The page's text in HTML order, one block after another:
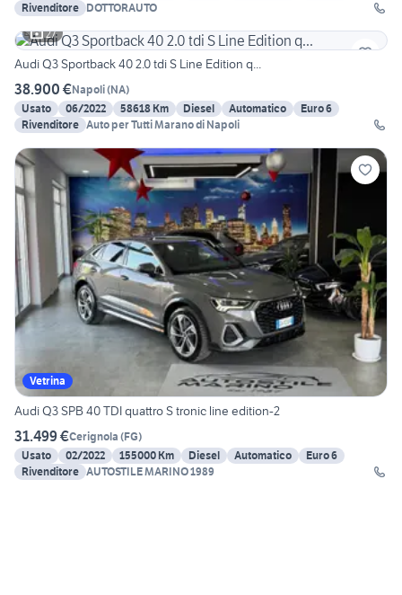
Rivenditore DOTTORAUTO
27
Audi Q3 Sportback 40 2.0 tdi S Line Edition q...
38.900 €Napoli(NA)
Usato
06/2022 58618 Km Diesel Automatico
Euro 6
Rivenditore Auto per Tutti Marano di Napoli
Vetrina
Audi Q3 SPB 40 TDI quattro S tronic line edition-2
31.499 €Cerignola (FG)
Usato
02/2022 155000 Km Diesel Automatico
Euro 6
Rivenditore AUTOSTILE MARINO 1989